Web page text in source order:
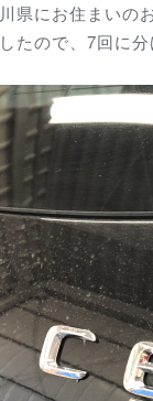
県にお住まい
たので、7回に